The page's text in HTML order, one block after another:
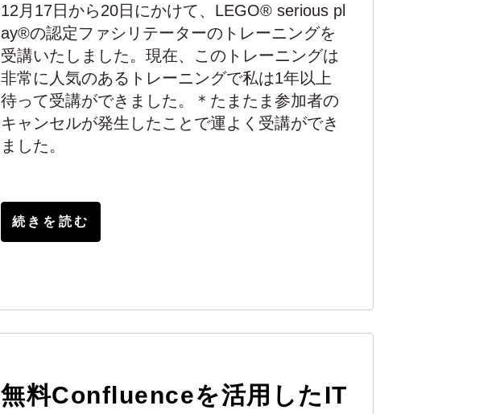
12月17日から20日にかけて、LEGO® serious pl
ay®の認定ファシリテーターのトレーニングを
受講いたしました。現在、このトレーニングは
非常に人気のあるトレーニングで私は1年以上
待って受講ができました。＊たまたま参加者の
キャンセルが発生したことで運よく受講ができ
ました。
続きを読む
無料Confluenceを活用したIT